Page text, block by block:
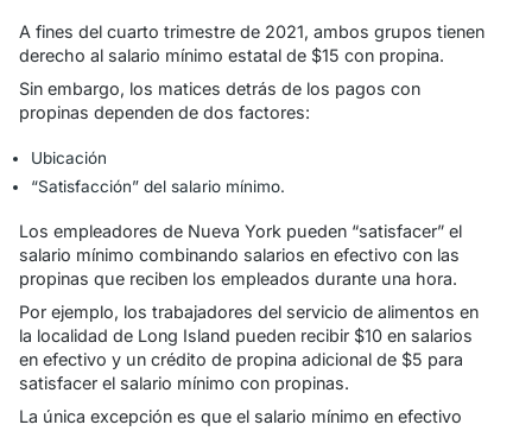
A fines del cuarto trimestre de 2021, ambos grupos tienen
derecho al salario mínimo estatal de $15 con propina.
Sin embargo, los matices detrás de los pagos con
propinas dependen de dos factores:
Ubicación
“Satisfacción” del salario mínimo.
Los empleadores de Nueva York pueden “satisfacer” el
salario mínimo combinando salarios en efectivo con las
propinas que reciben los empleados durante una hora.
Por ejemplo, los trabajadores del servicio de alimentos en
la localidad de Long Island pueden recibir $10 en salarios
en efectivo y un crédito de propina adicional de $5 para
satisfacer el salario mínimo con propinas.
La única excepción es que el salario mínimo en efectivo